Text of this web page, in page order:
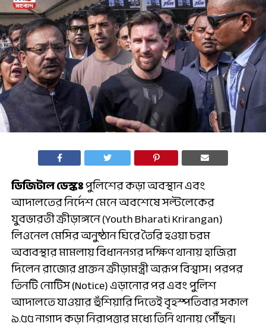
ডিজিটাল ডেস্কঃপুলিশের কড়া অবস্থান এবং
আদালতের নির্দেশ মেনে অবশেষে সল্টলেকের
যুবভারতী ক্রীড়াঙ্গনে (Youth Bharati Krirangan)
লিওনেল মেসির অনুষ্ঠান ঘিরে তৈরি হওয়া চরম
অব্যবস্থার মামলায় বিধাননগর দক্ষিণ থানায় হাজিরা
দিলেন রাজ্যের প্রাক্তন ক্রীড়ামন্ত্রী অরূপ বিশ্বাস। পরপর
তিনটি নোটিস (Notice) এড়ানোর পর এবং পুলিশ
আদালতে যাওয়ার হুঁশিয়ারি দিতেই বৃহস্পতিবার সকাল
৯.৫৫ নাগাদ কড়া নিরাপত্তার মধ্যে তিনি থানায় পৌঁছন।